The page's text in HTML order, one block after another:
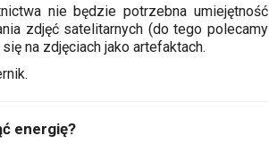
nie będzie potrzebna umiejętność
zdjęć satelitarnych (do tego polecamy
na zdjęciach jako artefaktach.
energię?